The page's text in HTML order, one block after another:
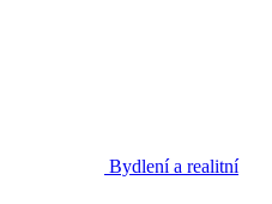
Bydlení a realitní